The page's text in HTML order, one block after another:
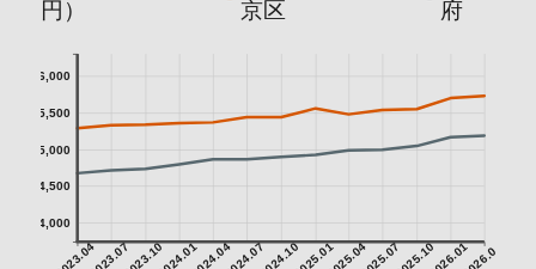
円）
京区
府
2023.042023.072023.102024.012024.042024.072024.102025.012025.042025.072025.102026.012026.04
4,000
4,500
5,000
5,500
6,000